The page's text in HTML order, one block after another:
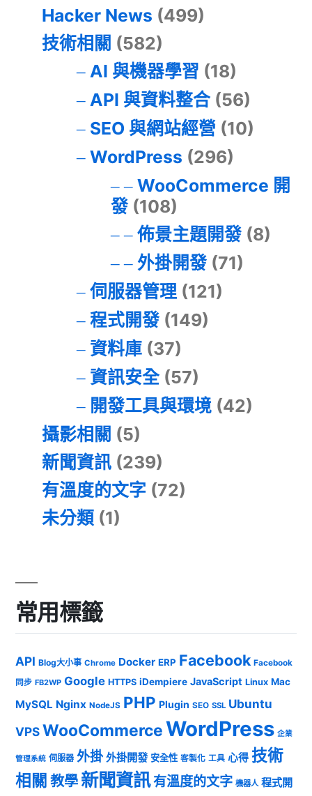
Hacker News (499)
技術相關 (582)
AI 與機器學習 (18)
API 與資料整合(56)
SEO 與網站經營 (10)
WordPress (296)
WooCommerce 開
發(108)
佈景主題開發(8)
外掛開發(71)
伺服器管理(121)
程式開發(149)
資料庫(37)
資訊安全(57)
開發工具與環境(42)
攝影相關 (5)
新聞資訊 (239)
有溫度的文字 (72)
未分類 (1)
常用標籤
API Blog大小事 Chrome Docker ERP Facebook Facebook
同步 FB2WP Google HTTPS iDempiere JavaScript Linux Mac
MySQL Nginx NodeJS PHP Plugin SEO SSL Ubuntu
VPSWooCommerceWordPress 企業
管理系統 伺服器 外掛 外掛開發 安全性 客製化 工具 心得 技術
相關 教學 新聞資訊有溫度的文字 機器人 程式開